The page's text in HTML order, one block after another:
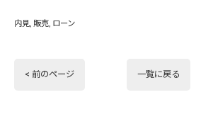
内見 販売 ローン
< 前のページ 一覧に戻る